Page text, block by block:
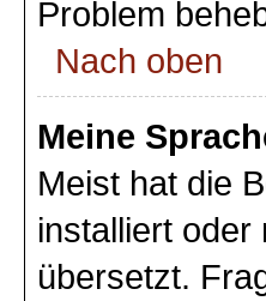
Problem
Nach oben
Meine
Meist hat die
installiert oder
übersetzt.